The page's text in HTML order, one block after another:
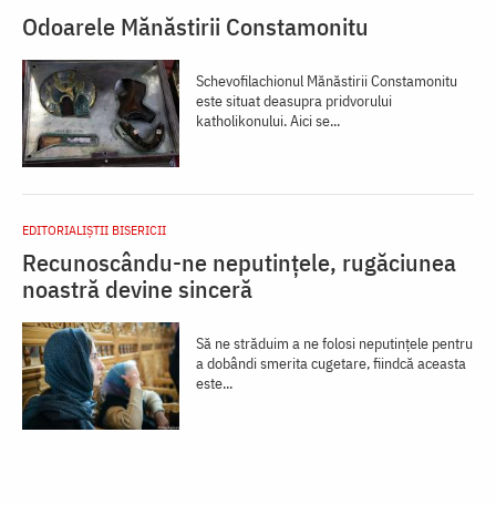
Odoarele Mănăstirii Constamonitu
Schevofilachionul Mănăstirii Constamonitu
este situat deasupra pridvorului
katholikonului. Aici se...
EDITORIALIȘTII BISERICII
Recunoscându-ne neputințele, rugăciunea
noastră devine sinceră
Să ne străduim a ne folosi neputințele pentru
a dobândi smerita cugetare, fiindcă aceasta
este...